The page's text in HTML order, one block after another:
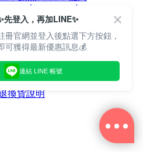
換貨說明
先登入，再加LINE✨
冊官網並登入後點選下方按鈕，
可獲得最新優惠訊息💰
連結 LINE 帳號